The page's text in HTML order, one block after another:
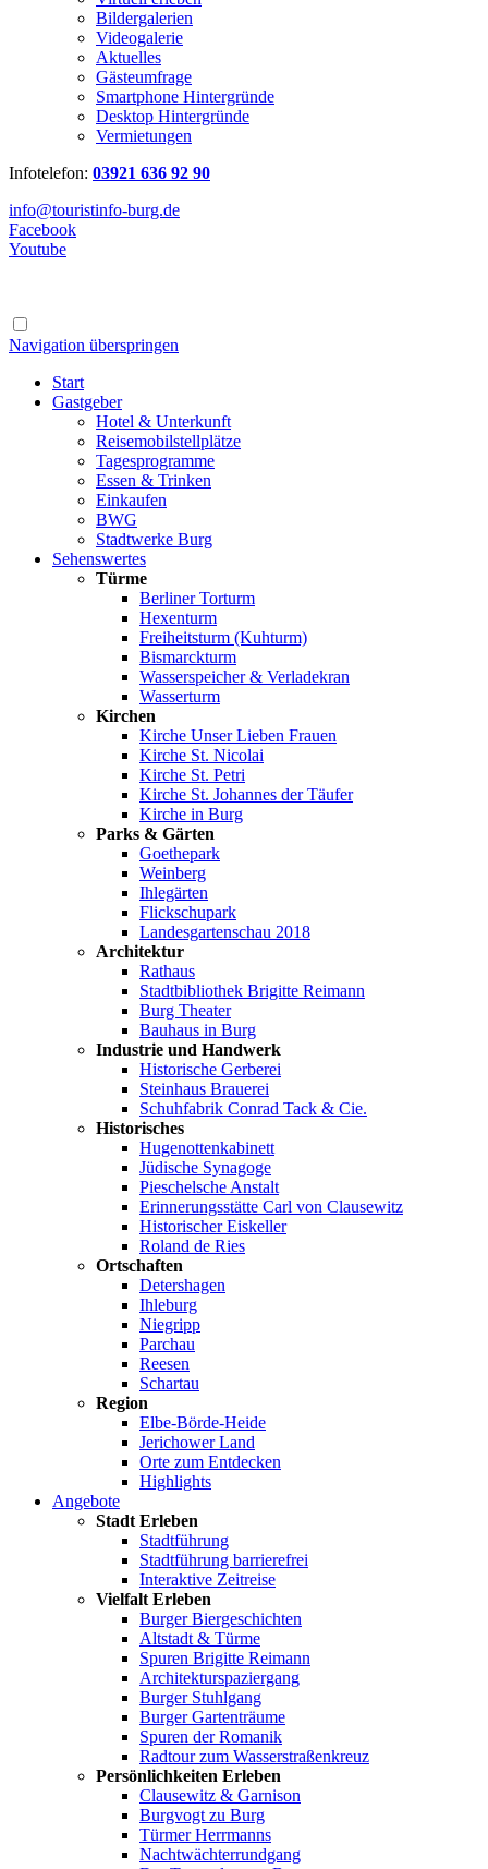
Bildergalerien
Videogalerie
Aktuelles
Gästeumfrage
Smartphone Hintergründe
Desktop Hintergründe
Vermietungen
Infotelefon: 03921 636 92 90
info@touristinfo-burg.de
Facebook
Youtube
Navigation überspringen
Start
Gastgeber
Hotel & Unterkunft
Reisemobilstellplätze
Tagesprogramme
Essen & Trinken
Einkaufen
BWG
Stadtwerke Burg
Sehenswertes
Türme
Berliner Torturm
Hexenturm
Freiheitsturm (Kuhturm)
Bismarckturm
Wasserspeicher & Verladekran
Wasserturm
Kirchen
Kirche Unser Lieben Frauen
Kirche St. Nicolai
Kirche St. Petri
Kirche St. Johannes der Täufer
Kirche in Burg
Parks & Gärten
Goethepark
Weinberg
Ihlegärten
Flickschupark
Landesgartenschau 2018
Architektur
Rathaus
Stadtbibliothek Brigitte Reimann
Burg Theater
Bauhaus in Burg
Industrie und Handwerk
Historische Gerberei
Steinhaus Brauerei
Schuhfabrik Conrad Tack & Cie.
Historisches
Hugenottenkabinett
Jüdische Synagoge
Pieschelsche Anstalt
Erinnerungsstätte Carl von Clausewitz
Historischer Eiskeller
Roland de Ries
Ortschaften
Detershagen
Ihleburg
Niegripp
Parchau
Reesen
Schartau
Region
Elbe-Börde-Heide
Jerichower Land
Orte zum Entdecken
Highlights
Angebote
Stadt Erleben
Stadtführung
Stadtführung barrierefrei
Interaktive Zeitreise
Vielfalt Erleben
Burger Biergeschichten
Altstadt & Türme
Spuren Brigitte Reimann
Architekturspaziergang
Burger Stuhlgang
Burger Gartenträume
Spuren der Romanik
Radtour zum Wasserstraßenkreuz
Persönlichkeiten Erleben
Clausewitz & Garnison
Burgvogt zu Burg
Türmer Herrmanns
Nachtwächterrundgang